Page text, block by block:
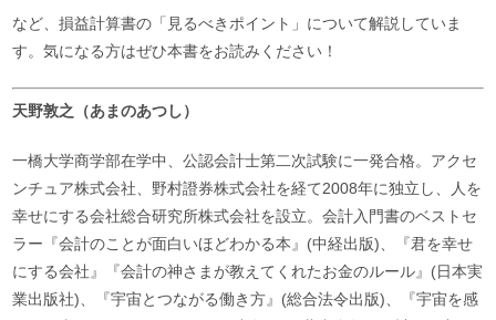
など、損益計算書の「見るべきポイント」について解説していま
す。気になる方はぜひ本書をお読みください！
天野敦之（あまのあつし）
一橋大学商学部在学中、公認会計士第二次試験に一発合格。アクセ
ンチュア株式会社、野村證券株式会社を経て2008年に独立し、人を
幸せにする会社総合研究所株式会社を設立。会計入門書のベストセ
ラー『会計のことが面白いほどわかる本』(中経出版)、『君を幸せ
にする会社』『会計の神さまが教えてくれたお金のルール』(日本実
業出版社)、『宇宙とつながる働き方』(総合法令出版)、『宇宙を感